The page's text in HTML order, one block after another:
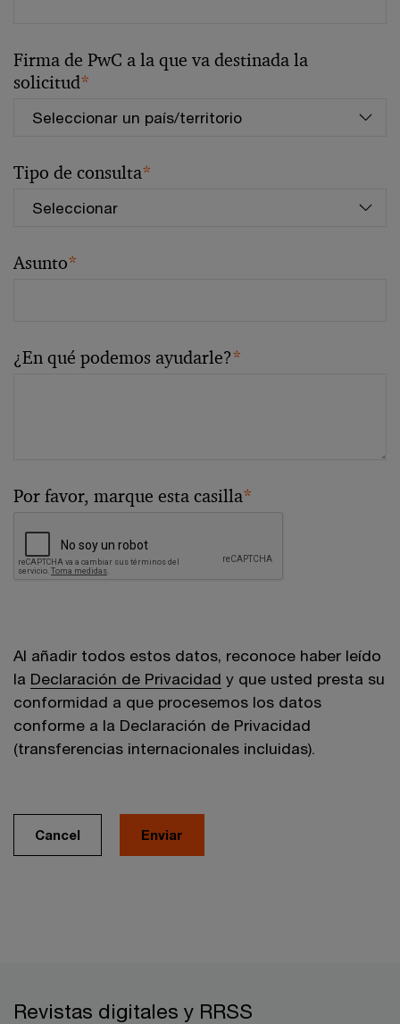
Firma de PwC a la que va destinada la
solicitud*
Tipo de consulta*
Asunto*
¿En qué podemos ayudarle?*
Por favor, marque esta casilla*
Al añadir todos estos datos, reconoce haber leído
la Declaración de Privacidad y que usted presta su
conformidad a que procesemos los datos
conforme a la Declaración de Privacidad
(transferencias internacionales incluidas).
Cancel
Revistas digitales y RRSS